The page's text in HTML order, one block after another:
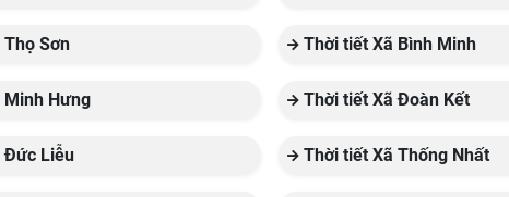
Sơn Thời tiết Xã Bình Minh
Hưng Thời tiết Xã Đoàn Kết
Liễu Thời tiết Xã Thống Nhất